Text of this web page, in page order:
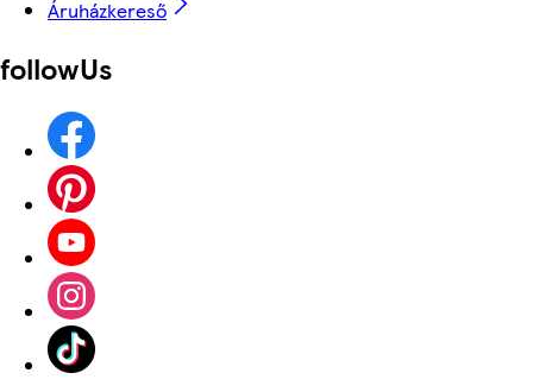
Áruházkereső
followUs